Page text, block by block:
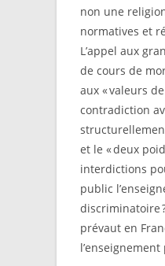
non une
normatives et
L’appel aux
de cours de
aux « valeurs
contradiction
et le « deux
interdictions
public
discriminatoire
prévaut en